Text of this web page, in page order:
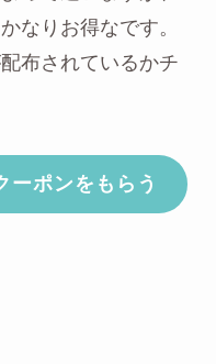
なりお得なです。
布されているかチ
ーポンをもらう